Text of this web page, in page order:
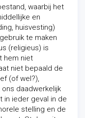
waarbij het
en
huisvesting)
te maken
(religieus) is
hem niet
niet bepaald de
(of wel?),
daadwerkelijk
in ieder geval in de
stelling en de